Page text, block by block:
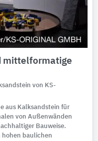
mittelformatige
von KS-
aus Kalksandstein für
von Außenwänden
Bauweise.
hohen baulichen